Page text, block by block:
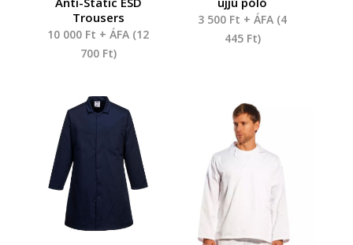
Trousers
10 000 Ft + ÁFA (12
700 Ft)
3 500 Ft + ÁFA (4
445 Ft)